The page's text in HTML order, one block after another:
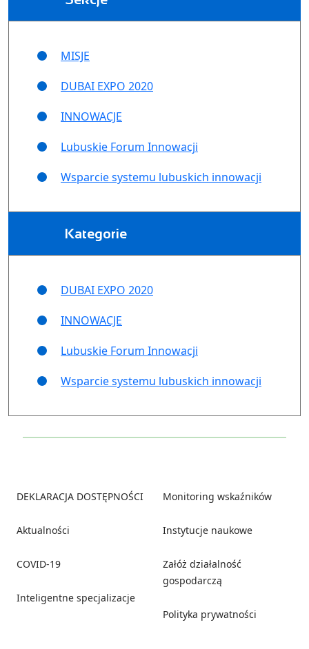
MISJE
DUBAI EXPO 2020
INNOWACJE
Lubuskie Forum Innowacji
Wsparcie systemu lubuskich innowacji
Kategorie
DUBAI EXPO 2020
INNOWACJE
Lubuskie Forum Innowacji
Wsparcie systemu lubuskich innowacji
DEKLARACJA DOSTĘPNOŚCI
Aktualności
COVID-19
Inteligentne specjalizacje
Monitoring wskaźników
Instytucje naukowe
Załóż działalność
gospodarczą
Polityka prywatności